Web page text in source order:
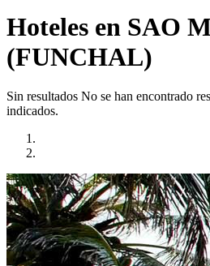
Hoteles en SAO
(FUNCHAL)
Sin resultados No se han encontrado
indicados.